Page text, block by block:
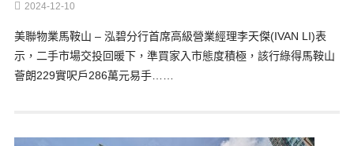
2024-12-10
美聯物業馬鞍山 – 泓碧分行首席高級營業經理李天傑(IVAN LI)表
示，二手市場交投回暖下，準買家入市態度積極，該行綠得馬鞍山
薈朗229實呎戶286萬元易手……